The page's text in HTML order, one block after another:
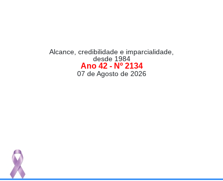
Alcance, credibilidade e imparcialidade,
desde 1984
Ano 42 - Nº 2134
07 de Agosto de 2026